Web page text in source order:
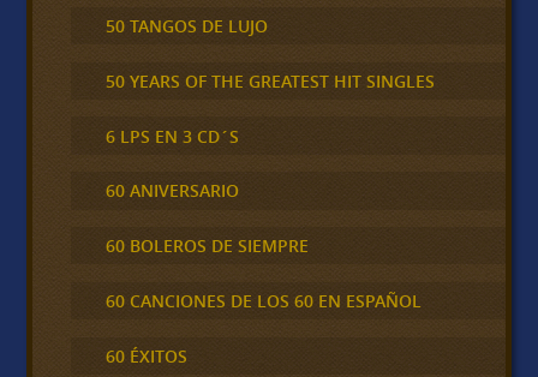
50 TANGOS DE LUJO
50 YEARS OF THE GREATEST HIT SINGLES
6 LPS EN 3 CD´S
60 ANIVERSARIO
60 BOLEROS DE SIEMPRE
60 CANCIONES DE LOS 60 EN ESPAÑOL
60 ÉXITOS